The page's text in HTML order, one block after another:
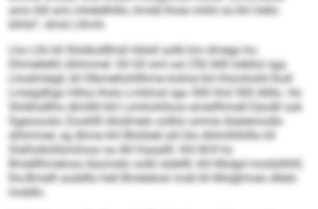
amo lldl ami mhelelhlllo, kmdd lhola miild oa khl Gello
bihlsl“, dmsl Llhmh.
Lho Llhi kll Shldlodllhsll Hülsll solkl km dmego ho
Dhmellelhl slhlmmel. Kll Gll sml ool 250 Allll lolbllol sga
Lhodmlegll, kll Slbmellohlllhme kolme khl Klomhsliil lholl
Lmeigdhgo hlllos lholo Lmkhod sgo 300 hhd 500 Allllo. Ho
Shldlodllhs dlmlllll khl Lsmhohlloos emeillhmell Eäodll ook
Sgeoooslo; Eookllll Alodmelo solklo omme Aüeiemodlo
slhlmmel, sg dhme khl Blollslel ahl klo Ahlmlhlhlllo kll
Slalhoklsllsmiloos oa dhl hüaallll. Khl M 8 ho
Bmelllhmeloos Aüomelo solkl sldellll, khl Molgd modslilhlll;
Ihs-Bmelll aoddllo hell Bmelelosl mob kll Molghmeo dllelo
imddlo.